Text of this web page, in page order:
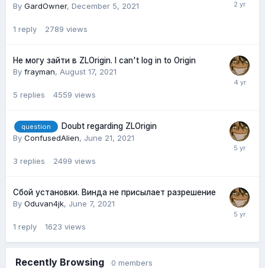
By GardOwner, December 5, 2021
1 reply 2789 views
Не могу зайти в ZLOrigin. I can't log in to Origin
By frayman, August 17, 2021
5 replies 4559 views
question
Doubt regarding ZLOrigin
By ConfusedAlien, June 21, 2021
3 replies 2499 views
Сбой установки. Винда не присылает разрешение
By Oduvan4jk, June 7, 2021
1 reply 1623 views
Recently Browsing 0 members